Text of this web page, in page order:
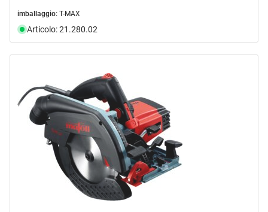
imballaggio: T-MAX
Articolo: 21.280.02